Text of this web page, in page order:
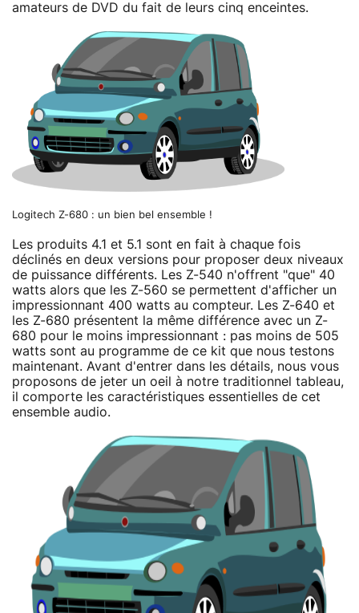
amateurs de DVD du fait de leurs cinq enceintes.
Logitech Z-680 : un bien bel ensemble !
Les produits 4.1 et 5.1 sont en fait à chaque fois
déclinés en deux versions pour proposer deux niveaux
de puissance différents. Les Z-540 n'offrent "que" 40
watts alors que les Z-560 se permettent d'afficher un
impressionnant 400 watts au compteur. Les Z-640 et
les Z-680 présentent la même différence avec un Z-
680 pour le moins impressionnant : pas moins de 505
watts sont au programme de ce kit que nous testons
maintenant. Avant d'entrer dans les détails, nous vous
proposons de jeter un oeil à notre traditionnel tableau,
il comporte les caractéristiques essentielles de cet
ensemble audio.